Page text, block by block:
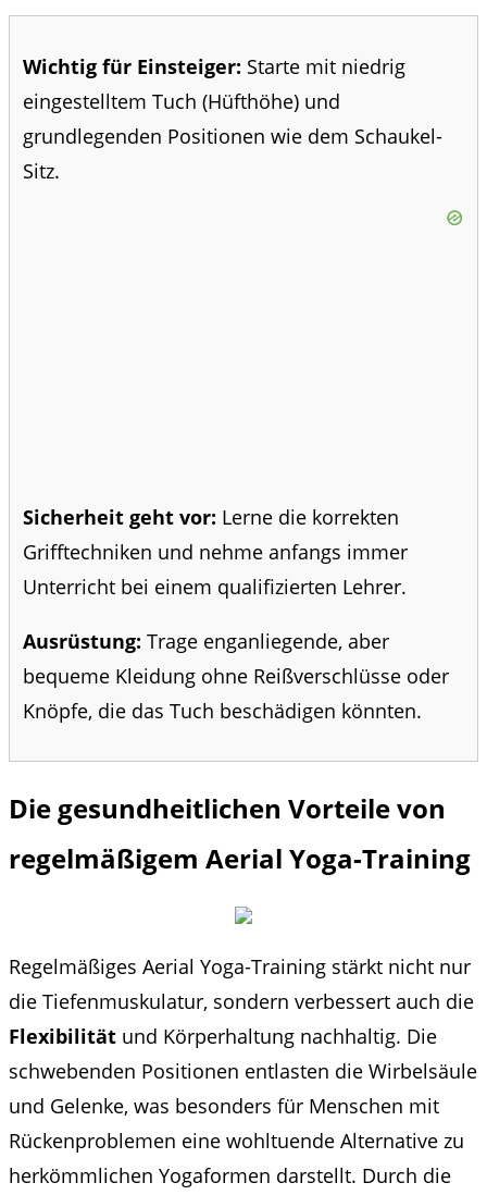
Wichtig für Einsteiger: Starte mit niedrig
eingestelltem Tuch (Hüfthöhe) und
grundlegenden Positionen wie dem Schaukel-
Sitz.
Sicherheit geht vor: Lerne die korrekten
Grifftechniken und nehme anfangs immer
Unterricht bei einem qualifizierten Lehrer.
Ausrüstung: Trage enganliegende, aber
bequeme Kleidung ohne Reißverschlüsse oder
Knöpfe, die das Tuch beschädigen könnten.
Die gesundheitlichen Vorteile von
regelmäßigem Aerial Yoga-Training
Regelmäßiges Aerial Yoga-Training stärkt nicht nur
die Tiefenmuskulatur, sondern verbessert auch die
Flexibilität und Körperhaltung nachhaltig. Die
schwebenden Positionen entlasten die Wirbelsäule
und Gelenke, was besonders für Menschen mit
Rückenproblemen eine wohltuende Alternative zu
herkömmlichen Yogaformen darstellt. Durch die